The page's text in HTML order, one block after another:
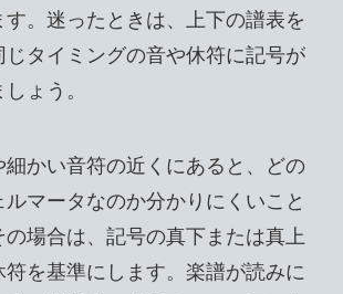
す。迷ったときは、上下の譜表を
じタイミングの音や休符に記号が
ょう。
細かい音符の近くにあると、どの
マータなのか分かりにくいこと
の場合は、記号の真下または真上
を基準にします。楽譜が読みに